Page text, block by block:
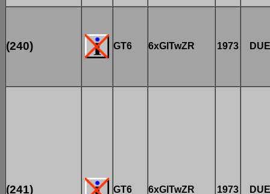
(240) GT6 6xGlTwZR 1973
(241) GT6 6xGlTwZR 1973